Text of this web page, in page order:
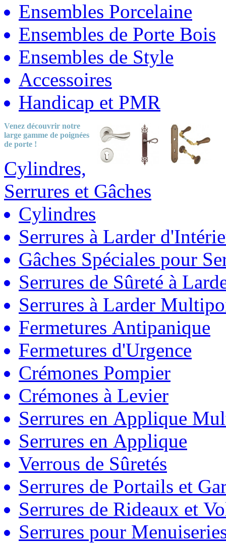
Ensembles Porcelaine
Ensembles de Porte Bois
Ensembles de Style
Accessoires
Handicap et PMR
Venez découvrir notre
large gamme de poignées
de porte !
Cylindres,
Serrures et Gâches
Cylindres
Serrures à Larder
Gâches Spéciales pour
Serrures de Sûreté à
Serrures à Larder
Fermetures Antipanique
Fermetures d'Urgence
Crémones Pompier
Crémones à Levier
Serrures en Applique
Serrures en Applique
Verrous de Sûretés
Serrures de Portails et
Serrures de Rideaux et
Serrures pour